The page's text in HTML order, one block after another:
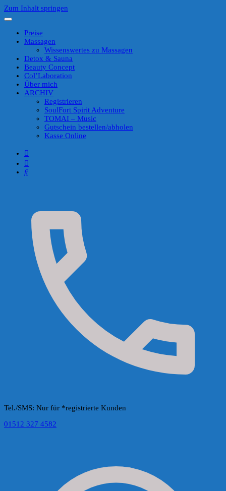
Zum Inhalt springen
Preise
Massagen
Wissenswertes zu Massagen
Detox & Sauna
Beauty Concept
Col’Laboration
Über mich
ARCHIV
Registrieren
SoulFort Spirit Adventure
TOMAI – Music
Gutschein bestellen/abholen
Kasse Online
Tel./SMS: Nur für *registrierte Kunden
01512 327 4582